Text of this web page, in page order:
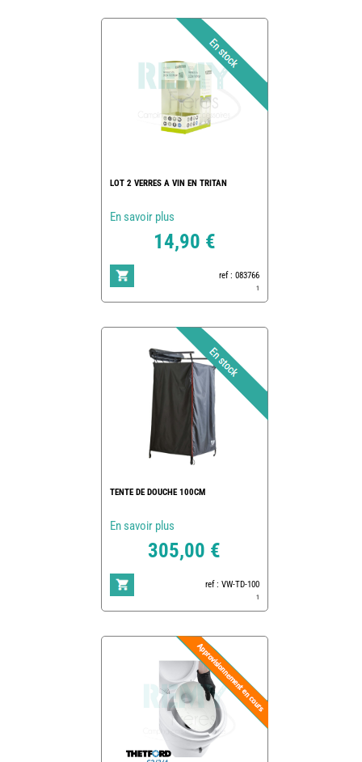
LOT 2 VERRES A VIN EN TRITAN
En savoir plus
14,90 €
ref : 083766
1
TENTE DE DOUCHE 100CM
En savoir plus
305,00 €
ref : VW-TD-100
1